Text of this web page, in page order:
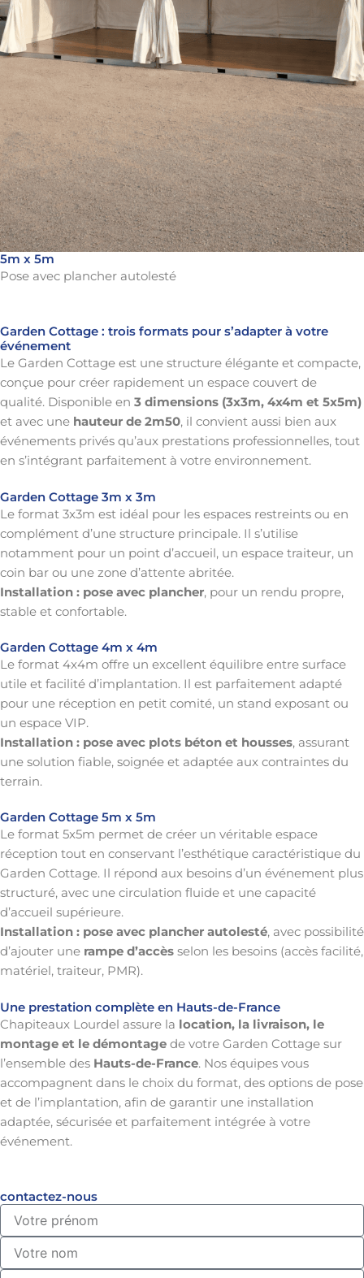
5m x 5m
Pose avec plancher autolesté
Garden Cottage : trois formats pour s’adapter à votre
événement
Le Garden Cottage est une structure élégante et compacte,
conçue pour créer rapidement un espace couvert de
qualité. Disponible en 3 dimensions (3x3m, 4x4m et 5x5m)
et avec une hauteur de 2m50, il convient aussi bien aux
événements privés qu’aux prestations professionnelles, tout
en s’intégrant parfaitement à votre environnement.
Garden Cottage 3m x 3m
Le format 3x3m est idéal pour les espaces restreints ou en
complément d’une structure principale. Il s’utilise
notamment pour un point d’accueil, un espace traiteur, un
coin bar ou une zone d’attente abritée.
Installation : pose avec plancher, pour un rendu propre,
stable et confortable.
Garden Cottage 4m x 4m
Le format 4x4m offre un excellent équilibre entre surface
utile et facilité d’implantation. Il est parfaitement adapté
pour une réception en petit comité, un stand exposant ou
un espace VIP.
Installation : pose avec plots béton et housses, assurant
une solution fiable, soignée et adaptée aux contraintes du
terrain.
Garden Cottage 5m x 5m
Le format 5x5m permet de créer un véritable espace
réception tout en conservant l’esthétique caractéristique du
Garden Cottage. Il répond aux besoins d’un événement plus
structuré, avec une circulation fluide et une capacité
d’accueil supérieure.
Installation : pose avec plancher autolesté, avec possibilité
d’ajouter une rampe d’accès selon les besoins (accès facilité,
matériel, traiteur, PMR).
Une prestation complète en Hauts-de-France
Chapiteaux Lourdel assure la location, la livraison, le
montage et le démontage de votre Garden Cottage sur
l’ensemble des Hauts-de-France. Nos équipes vous
accompagnent dans le choix du format, des options de pose
et de l’implantation, afin de garantir une installation
adaptée, sécurisée et parfaitement intégrée à votre
événement.
contactez-nous